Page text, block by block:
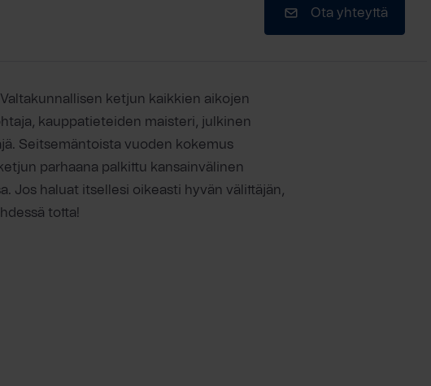
Ota yhteyttä
ketjun kaikkien aikojen
kauppatieteiden maisteri, julkinen
Seitsemäntoista vuoden kokemus
parhaana palkittu kansainvälinen
Jos haluat itsellesi oikeasti hyvän välittäjän,
totta!